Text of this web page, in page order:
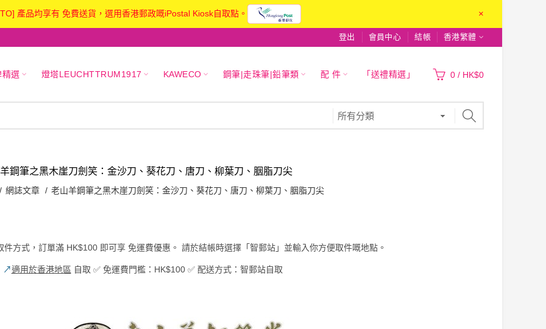
產品均享有 免費送貨，選用香港郵政嘅iPostal Kiosk自取點。 ×
登出 會員中心 結帳 香港繁體
精選 燈塔LEUCHTTRUM1917 KAWECO 鋼筆|走珠筆|鉛筆類 配 件 「送禮精選」 0 / HK$0
鋼筆之黑木崖刀劍笑：金沙刀、葵花刀、唐刀、柳葉刀、胭脂刀尖
網誌文章 老山羊鋼筆之黑木崖刀劍笑：金沙刀、葵花刀、唐刀、柳葉刀、胭脂刀尖
件方式，訂單滿 HK$100 即可享 免運費優惠 。 請於結帳時選擇「智郵站」並輸入你方便取件嘅地點。
↗適用於香港地區 自取 ✅ 免運費門檻：HK$100 ✅ 配送方式：智郵站自取